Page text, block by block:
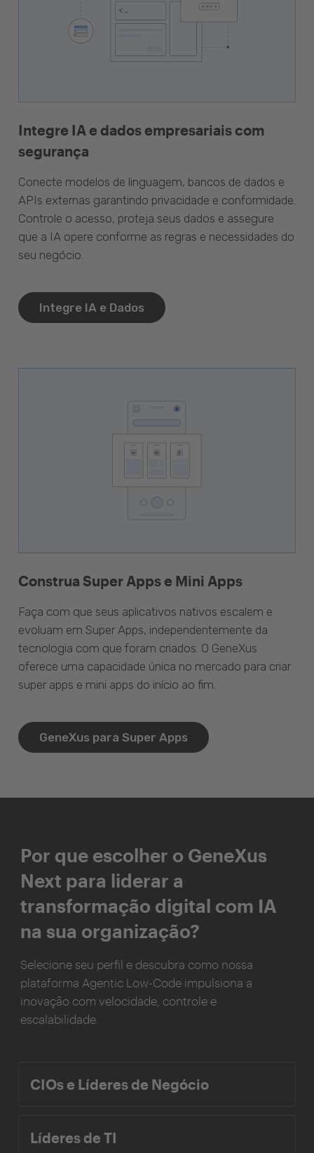
Integre IA e dados empresariais com
segurança
Conecte modelos de linguagem, bancos de dados e
APIs externas garantindo privacidade e conformidade.
Controle o acesso, proteja seus dados e assegure
que a IA opere conforme as regras e necessidades do
seu negócio.
Integre IA e Dados
Construa Super Apps e Mini Apps
Faça com que seus aplicativos nativos escalem e
evoluam em Super Apps, independentemente da
tecnologia com que foram criados. O GeneXus
oferece uma capacidade única no mercado para criar
super apps e mini apps do início ao fim.
GeneXus para Super Apps
Por que escolher o GeneXus
Next para liderar a
transformação digital com IA
na sua organização?
Selecione seu perfil e descubra como nossa
plataforma Agentic Low-Code impulsiona a
inovação com velocidade, controle e
escalabilidade.
CIOs e Líderes de Negócio
Líderes de TI